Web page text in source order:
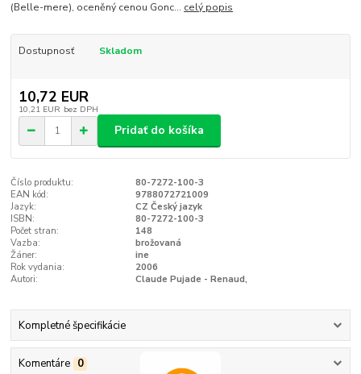
(Belle-mere), oceněný cenou Gonc... celý popis
Dostupnosť Skladom
10,72 EUR
10,21 EUR bez DPH
Pridať do košíka
Číslo produktu:
80-7272-100-3
EAN kód:
9788072721009
Jazyk:
CZ Český jazyk
ISBN:
80-7272-100-3
Počet stran:
148
Vazba:
brožovaná
Žáner:
ine
Rok vydania:
2006
Autori:
Claude Pujade - Renaud,
Kompletné špecifikácie
Komentáre 0